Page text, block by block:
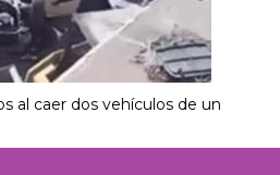
al caer dos vehículos de un